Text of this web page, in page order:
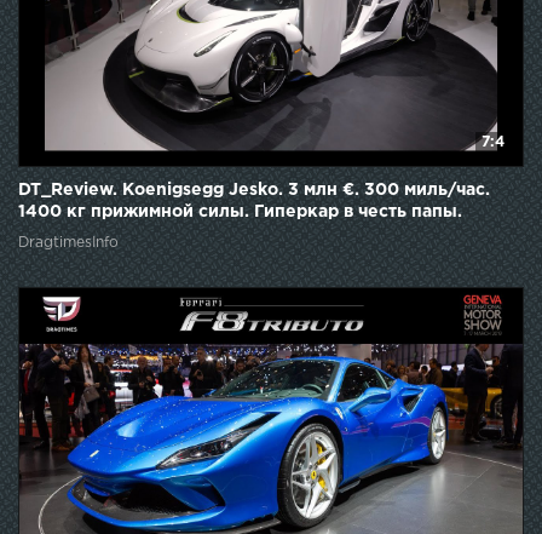
7:4
DT_Review. Koenigsegg Jesko. 3 млн €. 300 миль/час.
1400 кг прижимной силы. Гиперкар в честь папы.
DragtimesInfo